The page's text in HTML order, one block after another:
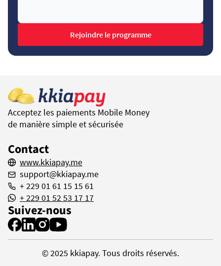
Rejoindre le programme
Acceptez les paiements Mobile Money
de manière simple et sécurisée
Contact
www.kkiapay.me
support@kkiapay.me
+ 229 01 61 15 15 61
+ 229 01 52 53 17 17
Suivez-nous
© 2025 kkiapay. Tous droits réservés.